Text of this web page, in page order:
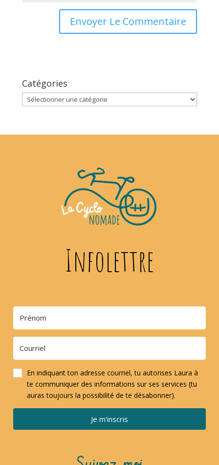
Catégories
Catégories
Infolettre
En indiquant ton adresse courriel, tu autorises Laura à
te communiquer des informations sur ses services (tu
auras toujours la possibilité de te désabonner).
Je m'inscris